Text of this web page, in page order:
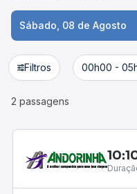
Sábado, 08 de Agosto
Filtros 00h00 -
2 passagens